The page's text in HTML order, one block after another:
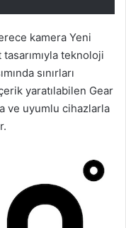
kamera Yeni
teknoloji
sınırları
yaratılabilen Gear
ve uyumlu cihazlarla